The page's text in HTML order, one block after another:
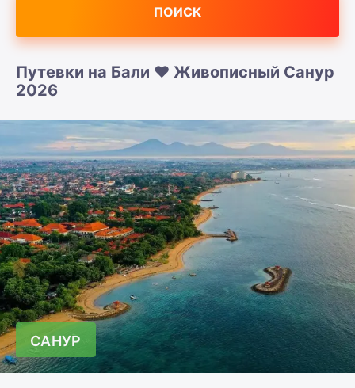
ПОИСК
Путевки на Бали ❤️ Живописный Санур
2026
САНУР